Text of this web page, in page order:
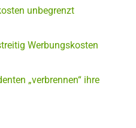
unbegrenzt
Werbungskosten
„verbrennen“ ihre